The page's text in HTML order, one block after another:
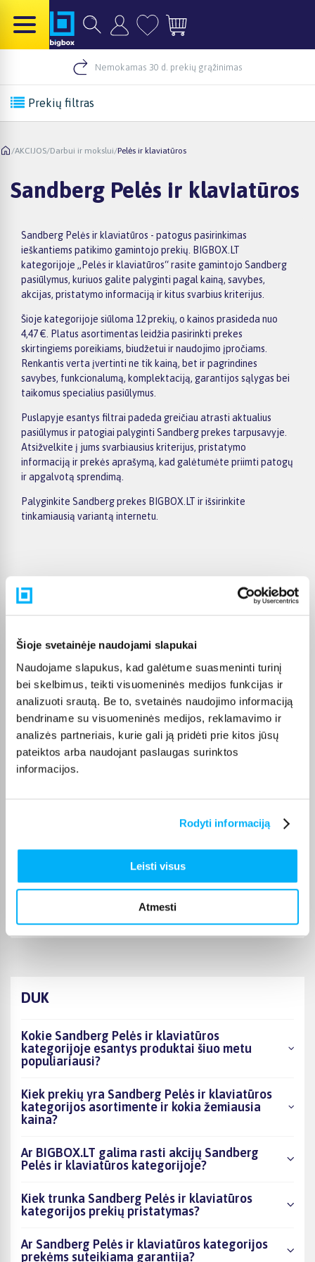
Šioje svetainėje naudojami slapukai
Naudojame slapukus, kad galėtume suasmeninti turinį
bei skelbimus, teikti visuomeninės medijos funkcijas ir
analizuoti srautą. Be to, svetainės naudojimo informaciją
bendriname su visuomeninės medijos, reklamavimo ir
analizės partneriais, kurie gali ją pridėti prie kitos jūsų
pateiktos arba naudojant paslaugas surinktos
informacijos.
Rodyti informaciją
Leisti visus
Atmesti
Nemokamas 30 d. prekių grąžinimas
Prekių filtras
/AKCIJOS/Darbui ir mokslui/Pelės ir klaviatūros
Sandberg Pelės ir klaviatūros
Sandberg Pelės ir klaviatūros - patogus pasirinkimas
ieškantiems patikimo gamintojo prekių. BIGBOX.LT
kategorijoje „Pelės ir klaviatūros“ rasite gamintojo Sandberg
pasiūlymus, kuriuos galite palyginti pagal kainą, savybes,
akcijas, pristatymo informaciją ir kitus svarbius kriterijus.
Šioje kategorijoje siūloma 12 prekių, o kainos prasideda nuo
4,47 €. Platus asortimentas leidžia pasirinkti prekes
skirtingiems poreikiams, biudžetui ir naudojimo įpročiams.
Renkantis verta įvertinti ne tik kainą, bet ir pagrindines
savybes, funkcionalumą, komplektaciją, garantijos sąlygas bei
taikomus specialius pasiūlymus.
Puslapyje esantys filtrai padeda greičiau atrasti aktualius
pasiūlymus ir patogiai palyginti Sandberg prekes tarpusavyje.
Atsižvelkite į jums svarbiausius kriterijus, pristatymo
informaciją ir prekės aprašymą, kad galėtumėte priimti patogų
ir apgalvotą sprendimą.
Palyginkite Sandberg prekes BIGBOX.LT ir išsirinkite
tinkamiausią variantą internetu.
Pirkėjų atsiliepimai apie prekes
toomas n.
Patvirtintas pirkėjas
Ty­lu ir patogu. Greitas pristatymas.
Neringa N.
Patvirtintas pirkėjas
viskas ok
Simonas B.
Naudoju LG televizoriui valdyti vietoj magic remote-labai patogu
Patvirtintas pirkėjas
Kokybiška pelė už gerą kainą. Pirkimo procesas greitas ir
DUK
Kokie Sandberg Pelės ir klaviatūros
kategorijoje esantys produktai šiuo metu
populiariausi?
Kiek prekių yra Sandberg Pelės ir klaviatūros
kategorijos asortimente ir kokia žemiausia
kaina?
Ar BIGBOX.LT galima rasti akcijų Sandberg
Pelės ir klaviatūros kategorijoje?
Kiek trunka Sandberg Pelės ir klaviatūros
kategorijos prekių pristatymas?
Ar Sandberg Pelės ir klaviatūros kategorijos
prekėms suteikiama garantija?